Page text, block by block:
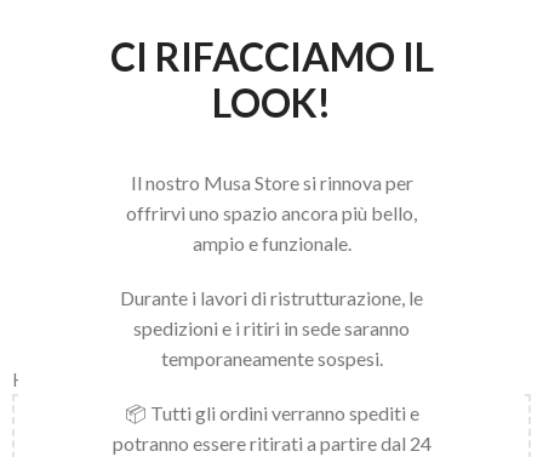
CI RIFACCIAMO IL
LOOK!
Il nostro Musa Store si rinnova per
offrirvi uno spazio ancora più bello,
ampio e funzionale.
Durante i lavori di ristrutturazione, le
spedizioni e i ritiri in sede saranno
temporaneamente sospesi.
📦 Tutti gli ordini verranno spediti e
potranno essere ritirati a partire dal 24
Home
150,00
al carrello e ottieni la spedizione